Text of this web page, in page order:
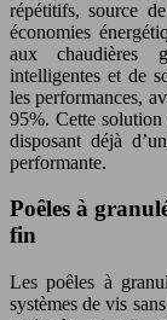
répétitifs, source
économies
aux chaudières
intelligentes et de
les performances,
95%. Cette solution
disposant déjà
performante.
Poêles à
fin
Les poêles à
systèmes de vis